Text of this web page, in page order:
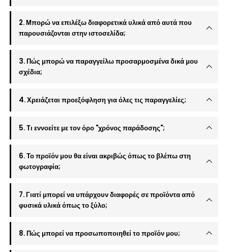
2. Μπορώ να επιλέξω διαφορετικά υλικά από αυτά που
παρουσιάζονται στην ιστοσελίδα;
3. Πώς μπορώ να παραγγείλω προσαρμοσμένα δικά μου
σχέδια;
4. Χρειάζεται προεξόφληση για όλες τις παραγγελίες;
5. Τι εννοείτε με τον όρο "χρόνος παράδοσης";
6. Το προϊόν μου θα είναι ακριβώς όπως το βλέπω στη
φωτογραφία;
7. Γιατί μπορεί να υπάρχουν διαφορές σε προϊόντα από
φυσικά υλικά όπως το ξύλο;
8. Πώς μπορεί να προσωποποιηθεί το προϊόν μου;